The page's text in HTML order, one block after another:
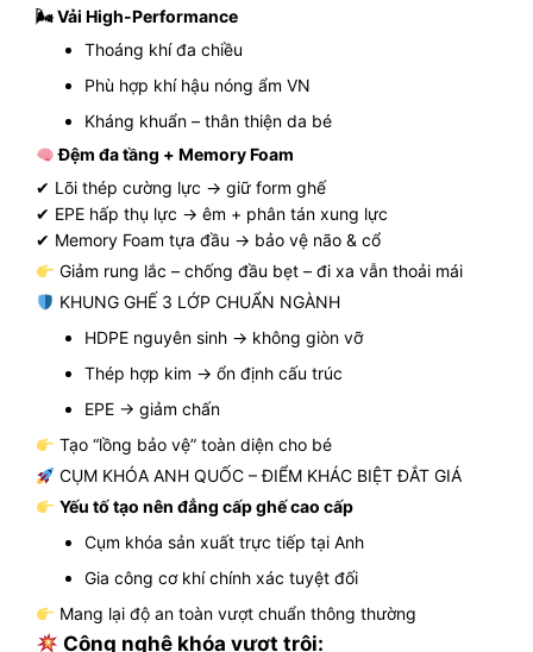
🌬 Vải High-Performance
Thoáng khí đa chiều
Phù hợp khí hậu nóng ẩm VN
Kháng khuẩn – thân thiện da bé
Đệm đa tầng + Memory Foam
✔ Lõi thép cường lực → giữ form ghế
✔ EPE hấp thụ lực → êm + phân tán xung lực
✔ Memory Foam tựa đầu → bảo vệ não & cổ
Giảm rung lắc – chống đầu bẹt – đi xa vẫn thoải mái
KHUNG GHẾ 3 LỚP CHUẨN NGÀNH
HDPE nguyên sinh → không giòn vỡ
Thép hợp kim → ổn định cấu trúc
EPE → giảm chấn
Tạo “lồng bảo vệ” toàn diện cho bé
CỤM KHÓA ANH QUỐC – ĐIỂM KHÁC BIỆT ĐẮT GIÁ
Yếu tố tạo nên đẳng cấp ghế cao cấp
Cụm khóa sản xuất trực tiếp tại Anh
Gia công cơ khí chính xác tuyệt đối
Mang lại độ an toàn vượt chuẩn thông thường
Công nghệ khóa vượt trội: